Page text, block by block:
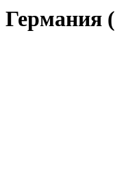
Германия